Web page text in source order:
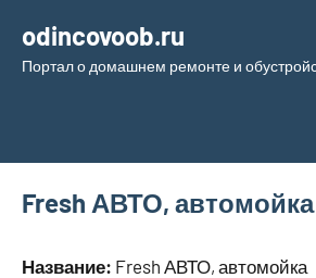
содержимому
odincovoob.ru
Портал о домашнем ремонте и
Fresh АВТО, автомойка
Название: Fresh АВТО, автомойка